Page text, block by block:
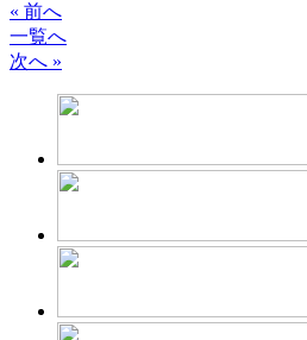
« 前へ
一覧へ
次へ »